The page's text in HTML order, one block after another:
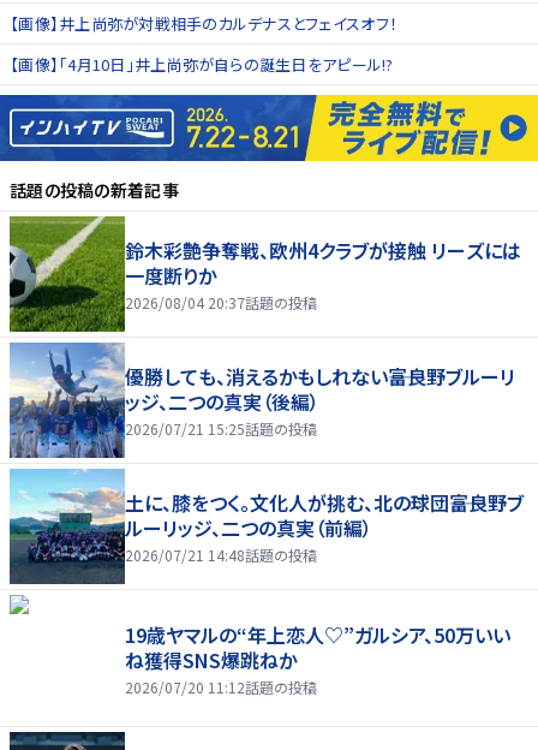
【画像】井上尚弥が対戦相手のカルデナスとフェイスオフ！
【画像】「4月10日」井上尚弥が自らの誕生日をアピール!?
話題の投稿の新着記事
鈴木彩艶争奪戦、欧州4クラブが接触 リーズには
一度断りか
2026/08/04 20:37話題の投稿
優勝しても、消えるかもしれない――富良野ブルーリ
ッジ、二つの真実（後編）
2026/07/21 15:25話題の投稿
土に、膝をつく。文化人が挑む、北の球団――富良野ブ
ルーリッジ、二つの真実（前編）
2026/07/21 14:48話題の投稿
19歳ヤマルの“年上恋人♡”ガルシア、50万いい
ね獲得SNS爆跳ねか
2026/07/20 11:12話題の投稿